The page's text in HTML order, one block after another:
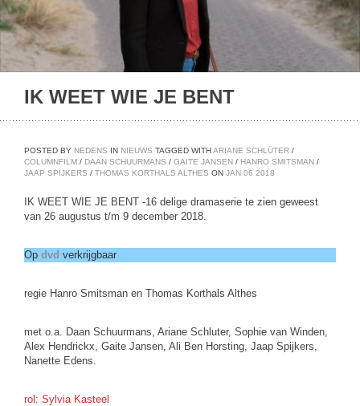
IK WEET WIE JE BENT
POSTED BY NEDENS IN NIEUWS TAGGED WITHARIANE SCHLÜTER /
COLUMNFILM / DAAN SCHUURMANS / GAITE JANSEN / HANRO SMITSMAN /
JAAP SPIJKERS / THOMAS KORTHALS ALTHES ON JAN 06 2018
IK WEET WIE JE BENT -16 delige dramaserie te zien geweest
van 26 augustus t/m 9 december 2018.
Op dvd verkrijgbaar
regie Hanro Smitsman en Thomas Korthals Althes
met o.a. Daan Schuurmans, Ariane Schluter, Sophie van Winden,
Alex Hendrickx, Gaite Jansen, Ali Ben Horsting, Jaap Spijkers,
Nanette Edens.
rol: Sylvia Kasteel